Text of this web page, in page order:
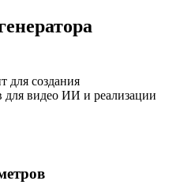
для создания
для видео ИИ и реализации